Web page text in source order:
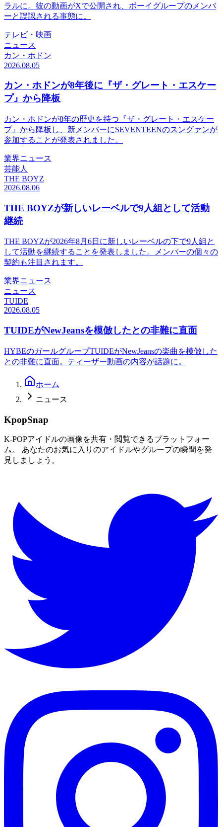
ラルに。彼の動画がXで公開され、ボーイグループのメンバ
ーと誤認される事態に。
テレビ・映画
ニュース
カン・ホドン
2026.08.05
カン・ホドンが8年後に『ザ・グレート・エスケー
プ』から降板
カン・ホドンが8年の歴史を持つ『ザ・グレート・エスケー
プ』から降板し、新メンバーにSEVENTEENのスングァンが
参加することが発表されました。
業界ニュース
芸能人
THE BOYZ
2026.08.06
THE BOYZが新しいレーベルで9人組として活動
継続
THE BOYZが2026年8月6日に新しいレーベルの下で9人組と
して活動を継続することを発表しました。メンバーの個々の
契約も注目されます。
業界ニュース
ニュース
TUIDE
2026.08.05
TUIDEがNewJeansを模倣したとの非難に直面
HYBEのガールグループTUIDEがNewJeansの楽曲を模倣した
との非難に直面。ティーザー動画の内容が話題に。
ホーム
ニュース
KpopSnap
K-POPアイドルの画像を共有・閲覧できるプラットフォー
ム。 あなたのお気に入りのアイドルやグループの瞬間を発
見しましょう。